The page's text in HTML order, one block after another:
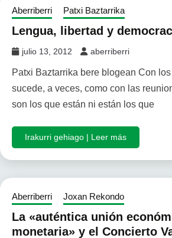
Aberriberri Patxi Baztarrika
Lengua, libertad y
julio 13, 2012 aberriberri
Patxi Baztarrika bere blogean Con
sucede, a veces, como con las
son los que están ni están los que
Irakurri gehiago | Leer más
Aberriberri Joxan Rekondo
La «auténtica unión
monetaria» y el Concierto